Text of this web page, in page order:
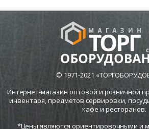
© 1971-2021
Интернет-магазин оптовой и розничной
инвентаря, предметов сервировки,
кафе и ресторанов.
*Цены являются ориентировочными и